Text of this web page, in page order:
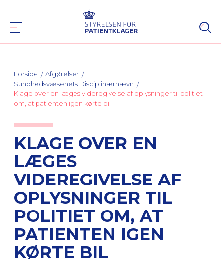
Forside
Afgørelser
Sundhedsvæsenets Disciplinærnævn
Klage over en læges videregivelse af oplysninger til politiet
om, at patienten igen kørte bil
KLAGE OVER EN
LÆGES
VIDEREGIVELSE AF
OPLYSNINGER TIL
POLITIET OM, AT
PATIENTEN IGEN
KØRTE BIL